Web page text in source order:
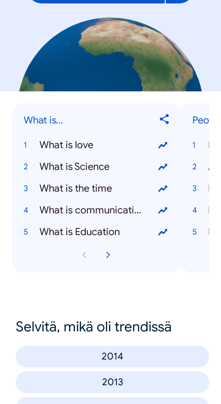
What is...
What is love
What is Science
What is the time
What is communication
What is Education
Selvitä, mikä oli trendissä
2014
2013